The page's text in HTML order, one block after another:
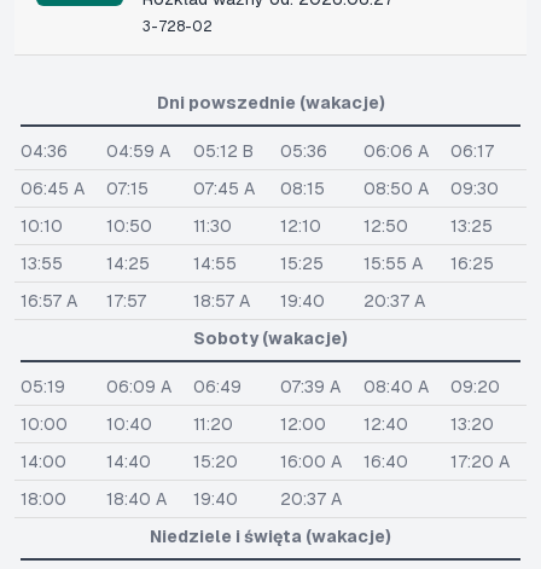
3-728-02
Dni powszednie (wakacje)
04:36 04:59 A 05:12 B 05:36 06:06 A
06:17
06:45 A
07:15 07:45 A 08:15 08:50 A
09:30
10:10
10:50 11:30 12:10 12:50
13:25
13:55
14:25 14:55 15:25 15:55 A
16:25
16:57 A
17:57 18:57 A 19:40
20:37 A
Soboty (wakacje)
05:19 06:09 A 06:49 07:39 A 08:40 A
09:20
10:00
10:40 11:20 12:00 12:40
13:20
14:00
14:40 15:20 16:00 A 16:40
17:20 A
18:00
18:40 A 19:40
20:37 A
Niedziele i święta (wakacje)